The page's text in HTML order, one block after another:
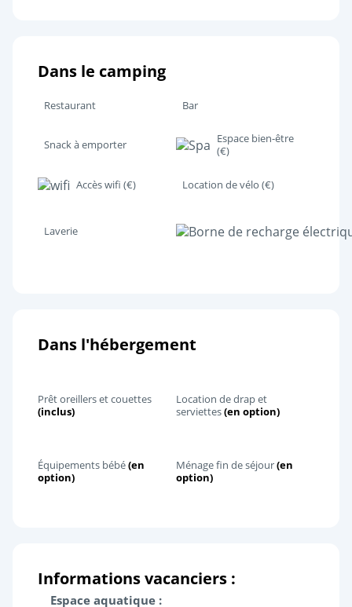
Dans le camping
Restaurant Bar
Snack à emporter
Espace bien-être
(€)
Accès wifi (€) Location de vélo (€)
Laverie
Dans l'hébergement
Prêt oreillers et couettes
(inclus)
Location de drap et
serviettes(en option)
Équipements bébé(en
option)
Ménage fin de séjour(en
option)
Informations vacanciers :
Espace aquatique :